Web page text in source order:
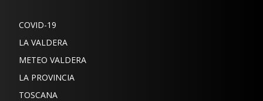
COVID-19
LA VALDERA
METEO VALDERA
LA PROVINCIA
TOSCANA